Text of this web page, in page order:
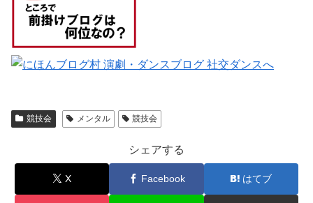
競技会 メンタル 競技会
シェアする
X Facebook はてブ